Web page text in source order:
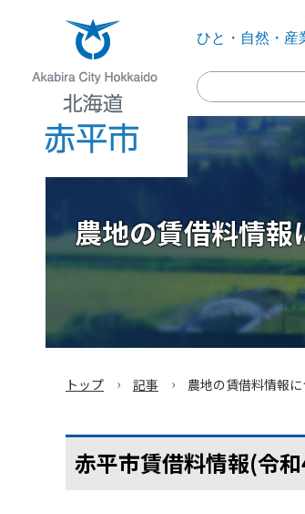
ひと・自然・産
農地の賃借料情報
トップ › 記事 › 農地の賃借料情報に
赤平市賃借料情報(令